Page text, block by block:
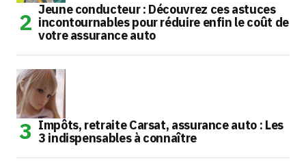
Jeune conducteur : Découvrez ces astuces
incontournables pour réduire enfin le coût de
votre assurance auto
Impôts, retraite Carsat, assurance auto : Les
3 indispensables à connaître